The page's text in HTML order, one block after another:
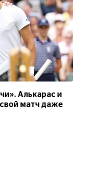
Алькарас и
матч даже